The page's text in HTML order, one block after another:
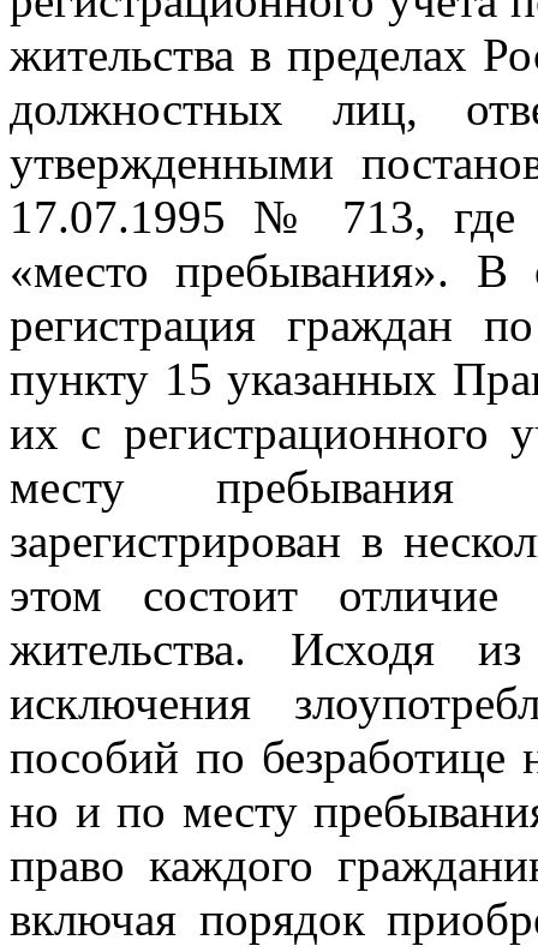
жительства в пределах
должностных лиц,
утвержденными
17.07.1995 № 713, где
«место пребывания». В
регистрация граждан
пункту 15 указанных
их с регистрационного
месту
зарегистрирован в
этом состоит
жительства. Исходя
исключения
пособий по безработице
но и по месту
право каждого
включая порядок